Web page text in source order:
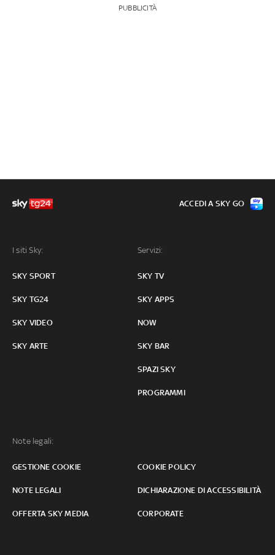
PUBBLICITÀ
I siti Sky:
SKY SPORT
SKY TG24
SKY VIDEO
SKY ARTE
Servizi:
SKY TV
SKY APPS
NOW
SKY BAR
SPAZI SKY
PROGRAMMI
Note legali:
GESTIONE COOKIE COOKIE POLICY
NOTE LEGALI DICHIARAZIONE DI ACCESSIBILITÀ
OFFERTA SKY MEDIA CORPORATE
ACCEDI A SKY GO